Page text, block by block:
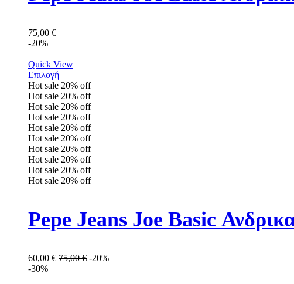
75,00 €
-20%
Quick View
Επιλογή
Hot sale 20% off
Hot sale 20% off
Hot sale 20% off
Hot sale 20% off
Hot sale 20% off
Hot sale 20% off
Hot sale 20% off
Hot sale 20% off
Hot sale 20% off
Hot sale 20% off
Pepe Jeans Joe Basic
60,00 € 75,00€ -20%
-30%